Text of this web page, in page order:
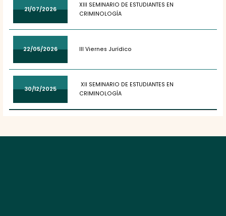
21/07/2026
XIII SEMINARIO DE ESTUDIANTES EN
CRIMINOLOGÍA
22/05/2026 III Viernes Jurídico
30/12/2025
XII SEMINARIO DE ESTUDIANTES EN
CRIMINOLOGÍA